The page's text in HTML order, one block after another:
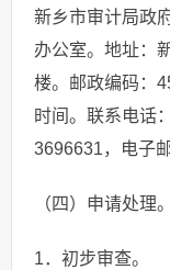
新乡市审计局政
办公室。地址：
楼。邮政编码：
时间。联系电话
3696631，电子
（四）申请处理。
1．初步审查。